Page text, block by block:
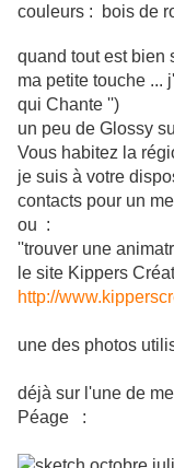
couleurs : bois de
quand tout est bien
ma petite touche ...
qui Chante '')
un peu de Glossy
Vous habitez la
je suis à votre
contacts pour un
ou :
''trouver une
le site Kippers
http://
une des photos
déjà sur l'une de
Péage :